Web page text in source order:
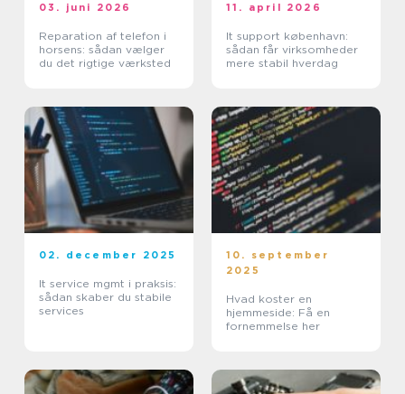
03. juni 2026
Reparation af telefon i
horsens: sådan vælger
du det rigtige værksted
11. april 2026
It support københavn:
sådan får virksomheder
mere stabil hverdag
02. december 2025
It service mgmt i praksis:
sådan skaber du stabile
services
10. september
2025
Hvad koster en
hjemmeside: Få en
fornemmelse her